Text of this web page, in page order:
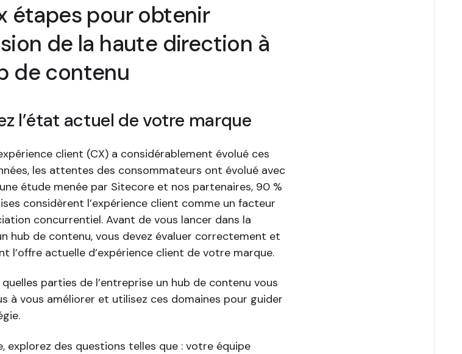
étapes pour obtenir
de la haute direction à
de contenu
l’état actuel de votre marque
client (CX) a considérablement évolué ces
les attentes des consommateurs ont évolué avec
étude menée par Sitecore et nos partenaires, 90 %
considèrent l’expérience client comme un facteur
concurrentiel. Avant de vous lancer dans la
hub de contenu, vous devez évaluer correctement et
l’offre actuelle d’expérience client de votre marque.
parties de l’entreprise un hub de contenu vous
à vous améliorer et utilisez ces domaines pour guider
explorez des questions telles que : votre équipe